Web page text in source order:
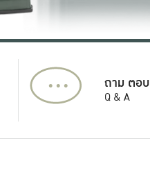
... ถาม ตอบ
Q & A